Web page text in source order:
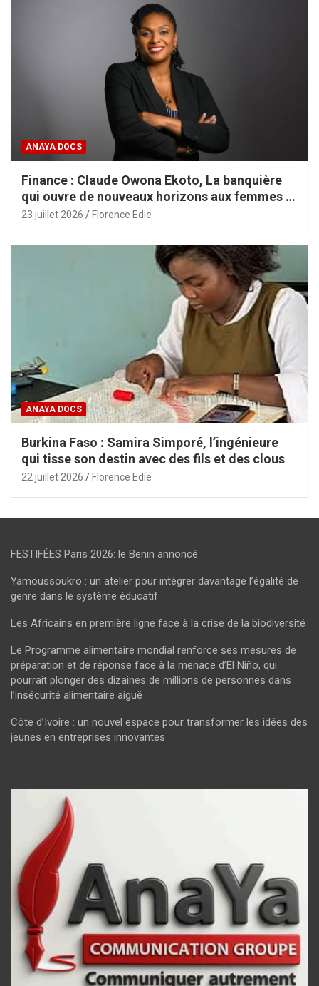
ANAYA DOCS
Finance : Claude Owona Ekoto, La banquière
qui ouvre de nouveaux horizons aux femmes et
aux PME africaines
23 juillet 2026 Florence Edie
ANAYA DOCS
Burkina Faso : Samira Simporé, l’ingénieure
qui tisse son destin avec des fils et des clous
22 juillet 2026 Florence Edie
FESTIFÉES Paris 2026: le Benin annoncé
Yamoussoukro : un atelier pour intégrer davantage l’égalité de
genre dans le système éducatif
Les Africains en première ligne face à la crise de la biodiversité
Le Programme alimentaire mondial renforce ses mesures de
préparation et de réponse face à la menace d’El Niño, qui
pourrait plonger des dizaines de millions de personnes dans
l’insécurité alimentaire aiguë
Côte d’Ivoire : un nouvel espace pour transformer les idées des
jeunes en entreprises innovantes